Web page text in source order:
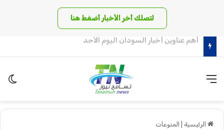
لتصلك أخر الأخبار أضغط هنا
مناوي يكشف عن كواليس أخطر معركة بدارفور !!
القائمة
الرئيسية المنوعات